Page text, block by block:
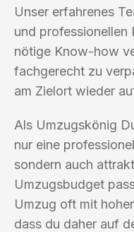
Unser erfahrenes
und professionellen
nötige Know-how
fachgerecht zu
am Zielort wieder
Als Umzugskönig
nur eine
sondern auch
Umzugsbudget
Umzug oft mit
dass du daher auf